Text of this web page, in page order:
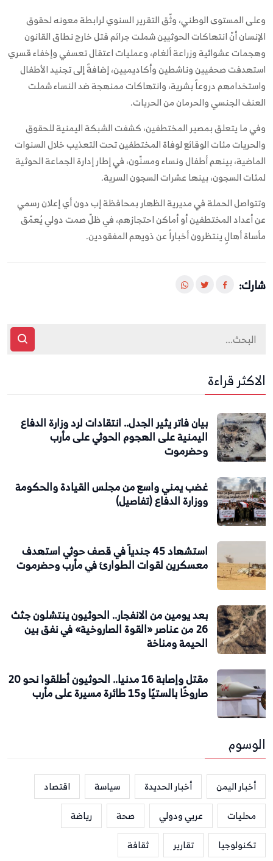
وعلى المستوى الوطني، وثّق التقرير السنوي لرابطة معونه لحقوق
الإنسان أنّ انتهاكات الحوثيين شملت جرائم قتل خارج نطاق القانون
وهجمات عشوائية وزراعة ألغام، وعمليات اعتقال تعسفي وإخفاء قسري
استهدفت صحفيين وناشطين وأكاديميين، إضافةً إلى تجنيد الأطفال
واستخدامهم دروعاً بشرية، وانتهاكات ممنهجة ضد النساء شملت
العنف الجنسي والحرمان من الحريات.
وفي ما يتعلق بمصير المختطفين، كشفت الشبكة اليمنية للحقوق
والحريات مئات الوقائع لوفاة المختطفين تحت التعذيب خلال السنوات
الماضية، بينهم أطفال ونساء ومسنّون، في إطار إدارة الجماعة الحوثية
لمئات السجون، بينها عشرات السجون السرية.
وتتواصل الحملة في مديرية الظهار بمحافظة إب دون أي إعلان رسمي
عن أعداد المختطفين أو أماكن احتجازهم، في ظلّ صمت دولي يُعمّق
مأساة أهالٍ ينتظرون أخباراً عن ذويهم المفقودين.
شارك:
الاكثر قراءة
بيان فاتر يثير الجدل.. انتقادات لرد وزارة الدفاع
اليمنية على الهجوم الحوثي على مأرب
وحضرموت
غضب يمني واسع من مجلس القيادة والحكومة
ووزارة الدفاع (تفاصيل)
استشهاد 45 جندياً في قصف حوثي استهدف
معسكرين لقوات الطوارئ في مأرب وحضرموت
بعد يومين من الانفجار.. الحوثيون ينتشلون جثث
26 من عناصر «القوة الصاروخية» في نفق بين
الحيمة ومناخة
مقتل وإصابة 16 مدنيا.. الحوثيون أطلقوا نحو 20
صاروخًا بالستيًا و15 طائرة مسيرة على مأرب
الوسوم
أخبار اليمن أخبار الحديدة سياسة
اقتصاد
محليات
عربي ودولي صحة
رياضة
تكنولوجيا
تقارير ثقافة